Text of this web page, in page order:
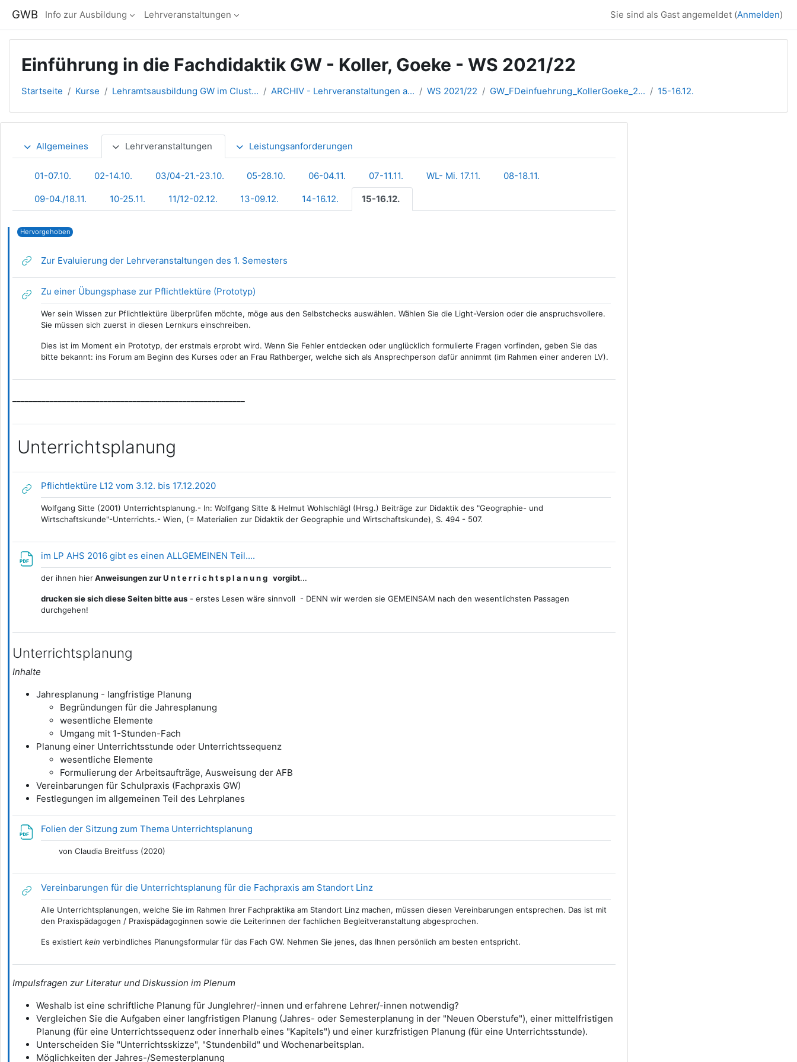
GWB Info zur Ausbildung Lehrveranstaltungen Sie sind als Gast angemeldet (Anmelden)
Einführung in die Fachdidaktik GW - Koller, Goeke - WS 2021/22
Startseite Kurse Lehramtsausbildung GW im Clust... ARCHIV - Lehrveranstaltungen a... WS 2021/22 GW_FDeinfuehrung_KollerGoeke_2... 15-16.12.
Abschnittsübersicht
Allgemeines Lehrveranstaltungen Leistungsanforderungen
01-07.10. 02-14.10. 03/04-21.-23.10. 05-28.10. 06-04.11. 07-11.11. WL- Mi. 17.11. 08-18.11.
09-04./18.11. 10-25.11. 11/12-02.12. 13-09.12. 14-16.12. 15-16.12.
Hervorgehoben
Zur Evaluierung der Lehrveranstaltungen des 1. Semesters
Zu einer Übungsphase zur Pflichtlektüre (Prototyp)
Wer sein Wissen zur Pflichtlektüre überprüfen möchte, möge aus den Selbstchecks auswählen. Wählen Sie die Light-Version oder die anspruchsvollere.
Sie müssen sich zuerst in diesen Lernkurs einschreiben.
Dies ist im Moment ein Prototyp, der erstmals erprobt wird. Wenn Sie Fehler entdecken oder unglücklich formulierte Fragen vorfinden, geben Sie das
bitte bekannt: ins Forum am Beginn des Kurses oder an Frau Rathberger, welche sich als Ansprechperson dafür annimmt (im Rahmen einer anderen LV).
Unterrichtsplanung
Pflichtlektüre L12 vom 3.12. bis 17.12.2020Link/URL
Wolfgang Sitte (2001) Unterrichtsplanung.- In: Wolfgang Sitte & Helmut Wohlschlägl (Hrsg.) Beiträge zur Didaktik des "Geographie- und
Wirtschaftskunde"-Unterrichts.- Wien, (= Materialien zur Didaktik der Geographie und Wirtschaftskunde), S. 494 - 507.
im LP AHS 2016 gibt es einen ALLGEMEINEN Teil....
der ihnen hierAnweisungen zur U n t e r r i c h t s p l a n u n g vorgibt...
drucken sie sich diese Seiten bitte aus - erstes Lesen wäre sinnvoll - DENN wir werden sie GEMEINSAM nach den wesentlichsten Passagen
durchgehen!
Unterrichtsplanung
Inhalte
Jahresplanung - langfristige Planung
Begründungen für die Jahresplanung
wesentliche Elemente
Umgang mit 1-Stunden-Fach
Planung einer Unterrichtsstunde oder Unterrichtssequenz
wesentliche Elemente
Formulierung der Arbeitsaufträge, Ausweisung der AFB
Vereinbarungen für Schulpraxis (Fachpraxis GW)
Festlegungen im allgemeinen Teil des Lehrplanes
Folien der Sitzung zum Thema Unterrichtsplanung
von Claudia Breitfuss (2020)
Vereinbarungen für die Unterrichtsplanung für die Fachpraxis am Standort LinzLink/URL
Alle Unterrichtsplanungen, welche Sie im Rahmen Ihrer Fachpraktika am Standort Linz machen, müssen diesen Vereinbarungen entsprechen. Das ist mit
den Praxispädagogen / Praxispädagoginnen sowie die Leiterinnen der fachlichen Begleitveranstaltung abgesprochen.
Es existiert kein verbindliches Planungsformular für das Fach GW. Nehmen Sie jenes, das Ihnen persönlich am besten entspricht.
Impulsfragen zur Literatur und Diskussion im Plenum
Weshalb ist eine schriftliche Planung für Junglehrer/-innen und erfahrene Lehrer/-innen notwendig?
Vergleichen Sie die Aufgaben einer langfristigen Planung (Jahres- oder Semesterplanung in der "Neuen Oberstufe"), einer mittelfristigen
Planung (für eine Unterrichtssequenz oder innerhalb eines "Kapitels") und einer kurzfristigen Planung (für eine Unterrichtsstunde).
Unterscheiden Sie "Unterrichtsskizze", "Stundenbild" und Wochenarbeitsplan.
Möglichkeiten der Jahres-/Semesterplanung